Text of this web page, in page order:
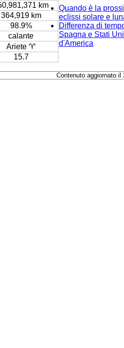
km
364,919 km
98.9%
calante
Ariete ♈
15.7
Quando è la
eclissi solare e
Differenza di
Spagna e Stati
d'America
Contenuto aggiornato il